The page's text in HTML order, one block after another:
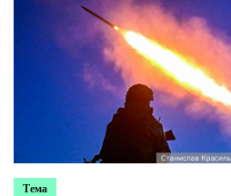
Тема